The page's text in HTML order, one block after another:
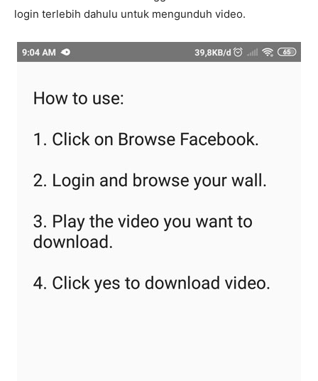
login terlebih dahulu untuk mengunduh video.